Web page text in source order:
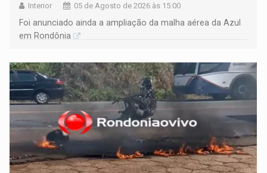
Interior 05 de Agosto de 2026 às 15:00
Foi anunciado ainda a ampliação da malha aérea da Azul
em Rondônia